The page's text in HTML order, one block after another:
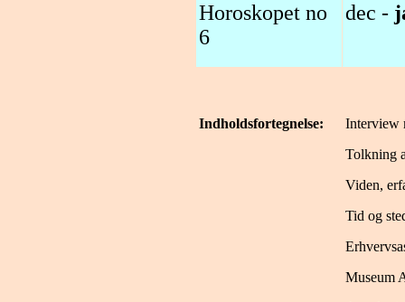
Horoskopet no
6
dec -
Indholdsfortegnelse:
Interview
Tolkning
Viden,
Tid og
Museum